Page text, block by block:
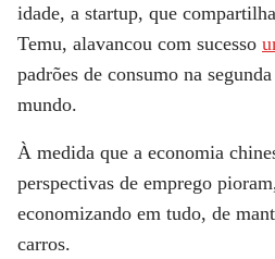
idade, a startup, que
Temu, alavancou com sucesso
padrões de consumo na
mundo.
À medida que a economia
perspectivas de emprego
economizando em tudo, de
carros.